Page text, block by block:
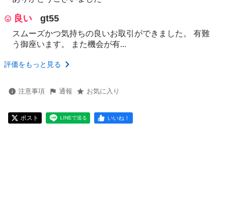
良い gt55
スムーズかつ気持ちの良いお取引ができました。 有難
う御座います。 また機会が有...
評価をもっと見る
注意事項 通報 お気に入り
ポスト LINEで送る いいね！